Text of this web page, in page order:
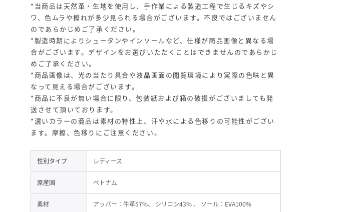
*当商品は天然革・生地を使用し、手作業による製造工程で生じるキズやシ
ワ、色ムラや擦れが多少見られる場合がございます。不良ではございません
のであらかじめご了承ください。
*製造時期によりシュータンやインソールなど、仕様が商品画像と異なる場
合がございます。デザインをお選びいただくことはできませんのであらかじ
めご了承ください。
*商品画像は、光の当たり具合や液晶画面の閲覧環境により実際の色味と異
なって見える場合がございます。
*商品に不良が無い場合に限り、包装紙および箱の破損がございましても発
送させて頂いております。
*濃いカラーの商品は素材の特性上、汗や水による色移りの可能性がござい
ます。摩擦、色移りにご注意ください。
性別タイプ レディース
原産国 ベトナム
素材 アッパー：牛革57%、 シリコン43% 、 ソール：EVA100%